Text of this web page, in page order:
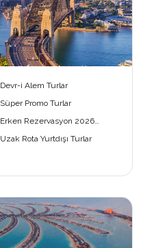
Devr-i Alem Turlar
Süper Promo Turlar
Erken Rezervasyon 2026
Uzak Rota Yurtdışı Turlar